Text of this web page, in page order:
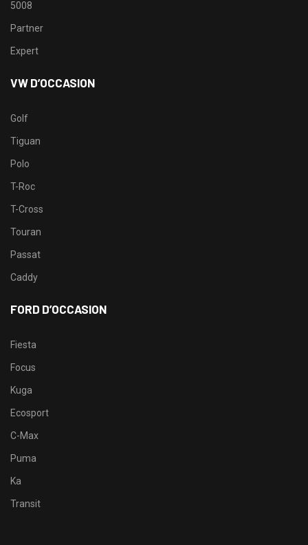
5008
Partner
Expert
VW D’OCCASION
Golf
Tiguan
Polo
T-Roc
T-Cross
Touran
Passat
Caddy
FORD D’OCCASION
Fiesta
Focus
Kuga
Ecosport
C-Max
Puma
Ka
Transit